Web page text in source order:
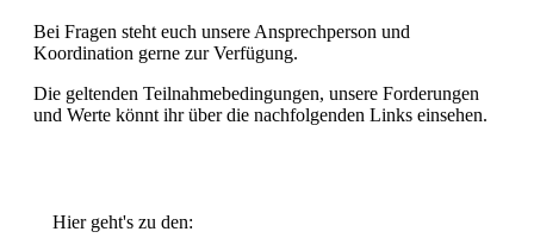
Bei Fragen steht euch unsere Ansprechperson und
Koordination gerne zur Verfügung.
Die geltenden Teilnahmebedingungen, unsere Forderungen
und Werte könnt ihr über die nachfolgenden Links einsehen.
Hier geht's zu den: